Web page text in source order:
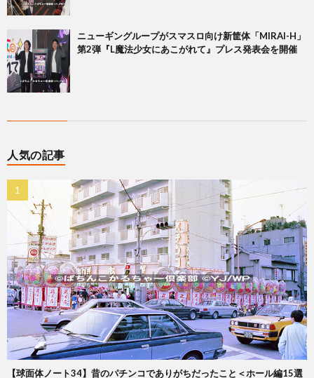
ニューギングループがスマスロ向け新筐体「MIRAI-H」
第2弾『L魔法少女にあこがれて』プレス発表会を開催
人気の記事
【球面体ノート34】昔のパチンコでありがちだったこと＜ホール編15選